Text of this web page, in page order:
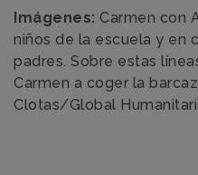
Imágenes: Carmen con
niños de la escuela y en
padres. Sobre estas
Carmen a coger la
Clotas/Global